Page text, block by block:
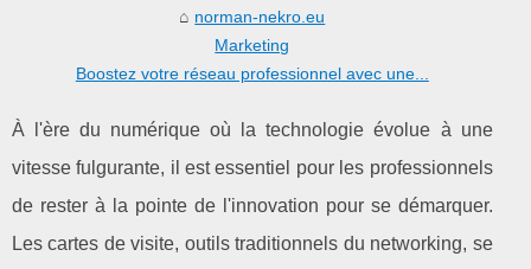
norman-nekro.eu
Marketing
Boostez votre réseau professionnel avec une...
À l'ère du numérique où la technologie évolue à une
vitesse fulgurante, il est essentiel pour les professionnels
de rester à la pointe de l'innovation pour se démarquer.
Les cartes de visite, outils traditionnels du networking, se